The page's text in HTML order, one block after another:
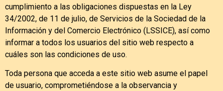
cumplimiento a las obligaciones dispuestas en la Ley
34/2002, de 11 de julio, de Servicios de la Sociedad de la
Información y del Comercio Electrónico (LSSICE), así como
informar a todos los usuarios del sitio web respecto a
cuáles son las condiciones de uso.
Toda persona que acceda a este sitio web asume el papel
de usuario, comprometiéndose a la observancia y